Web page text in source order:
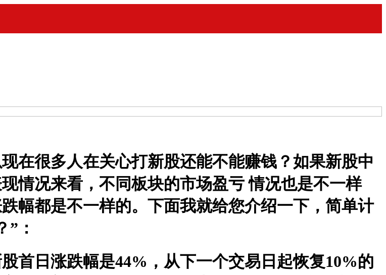
在很多人在关心打新股还能不能赚钱？如果新股中
情况来看，不同板块的市场盈亏 情况也是不一样
幅都是不一样的。下面我就给您介绍一下，简单计
：
首日涨跌幅是44%，从下一个交易日起恢复10%的